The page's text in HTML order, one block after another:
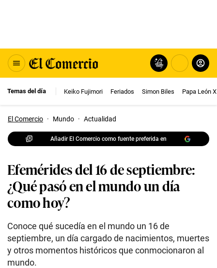
Temas del día Keiko Fujimori Feriados Simon Biles Papa León
El Comercio · Mundo · Actualidad
Añadir El Comercio como fuente preferida en
Efemérides del 16 de septiembre:
¿Qué pasó en el mundo un día
como hoy?
Conoce qué sucedía en el mundo un 16 de
septiembre, un día cargado de nacimientos, muertes
y otros momentos históricos que conmocionaron al
mundo.